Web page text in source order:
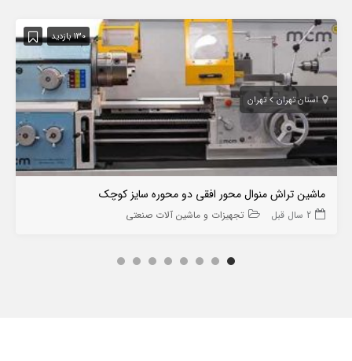
130 بازدید
استان تهران تهران
ماشین تراش منوال محور افقی دو محوره سایز کوچک
2 سال قبل تجهیزات و ماشین آلات صنعتی